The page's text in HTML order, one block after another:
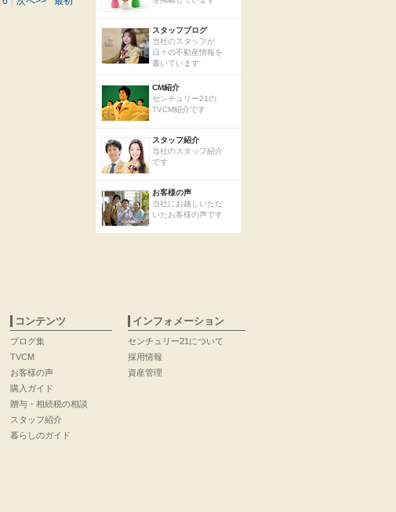
スタッフブログ
当社のスタッフが
日々の不動産情報を
書いています
CM紹介
センチュリー21の
TVCM紹介です
スタッフ紹介
当社のスタッフ紹介
です
お客様の声
当社にお越しいただ
いたお客様の声です
コンテンツ
ブログ集
TVCM
お客様の声
購入ガイド
贈与・相続税の相談
スタッフ紹介
暮らしのガイド
インフォメーション
センチュリー21について
採用情報
資産管理